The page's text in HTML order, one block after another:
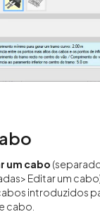
um cabo
Editar um
introduzidos
cabo.